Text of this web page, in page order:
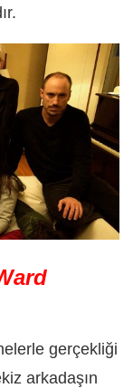
gerçekliği
arkadaşın